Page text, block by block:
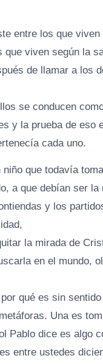
entre los que
viven según la
de llamar a los
se conducen
y la prueba de eso
cada uno.
que todavía
a que debían ser la
y los
la mirada de
en el mundo,
qué es sin
Una es
Pablo dice es algo
entre ustedes